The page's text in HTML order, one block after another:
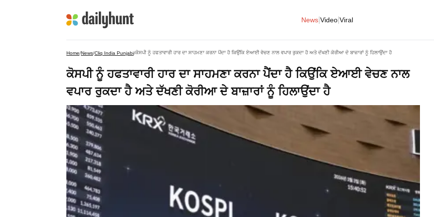
News Video Viral
Home/News/Cliq India Punjabi/ਕੋਸਪੀ ਨੂੰ ਹਫਤਾਵਾਰੀ ਹਾਰ ਦਾ ਸਾਹਮਣਾ ਕਰਨਾ ਪੈਂਦਾ ਹੈ ਕਿਉਂਕਿ ਏਆਈ ਵੇਚਣ ਨਾਲ ਵਪਾਰ ਰੁਕਦਾ ਹੈ ਅਤੇ ਦੱਖਣੀ ਕੋਰੀਆ ਦੇ ਬਾਜ਼ਾਰਾਂ ਨੂੰ ਹਿਲਾਉਂਦਾ ਹੈ
ਕੋਸਪੀ ਨੂੰ ਹਫਤਾਵਾਰੀ ਹਾਰ ਦਾ ਸਾਹਮਣਾ ਕਰਨਾ ਪੈਂਦਾ ਹੈ ਕਿਉਂਕਿ ਏਆਈ ਵੇਚਣ ਨਾਲ
ਵਪਾਰ ਰੁਕਦਾ ਹੈ ਅਤੇ ਦੱਖਣੀ ਕੋਰੀਆ ਦੇ ਬਾਜ਼ਾਰਾਂ ਨੂੰ ਹਿਲਾਉਂਦਾ ਹੈ